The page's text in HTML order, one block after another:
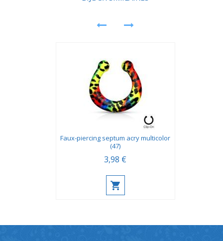
Faux-piercing septum acry multicolor
(47)
3,98 €